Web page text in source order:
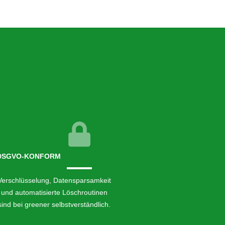
KONFORM
Datensparsamkeit
und automatisierte Löschroutinen
bei greener selbstverständlich.